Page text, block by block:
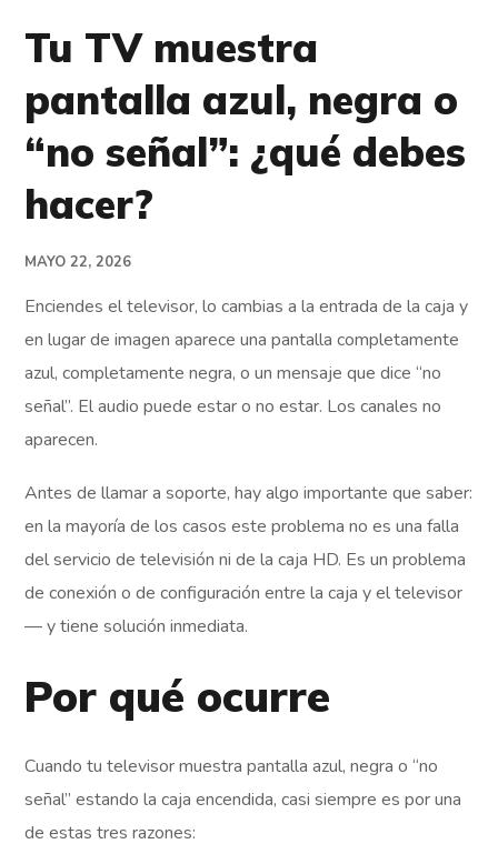
Tu TV muestra
pantalla azul, negra o
“no señal”: ¿qué debes
hacer?
MAYO 22, 2026
Enciendes el televisor, lo cambias a la entrada de la caja y
en lugar de imagen aparece una pantalla completamente
azul, completamente negra, o un mensaje que dice “no
señal”. El audio puede estar o no estar. Los canales no
aparecen.
Antes de llamar a soporte, hay algo importante que saber:
en la mayoría de los casos este problema no es una falla
del servicio de televisión ni de la caja HD. Es un problema
de conexión o de configuración entre la caja y el televisor
— y tiene solución inmediata.
Por qué ocurre
Cuando tu televisor muestra pantalla azul, negra o “no
señal” estando la caja encendida, casi siempre es por una
de estas tres razones: